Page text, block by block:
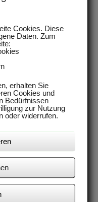
Aufheizen von
Besonders
Räumen fragen nach
Das entlastet den
ganz
der genutzten Heizung
individuelle
Cookies. Diese
Daten. Zum
erhalten Sie
Cookies und
Bedürfnissen
zur Nutzung
oder widerrufen.